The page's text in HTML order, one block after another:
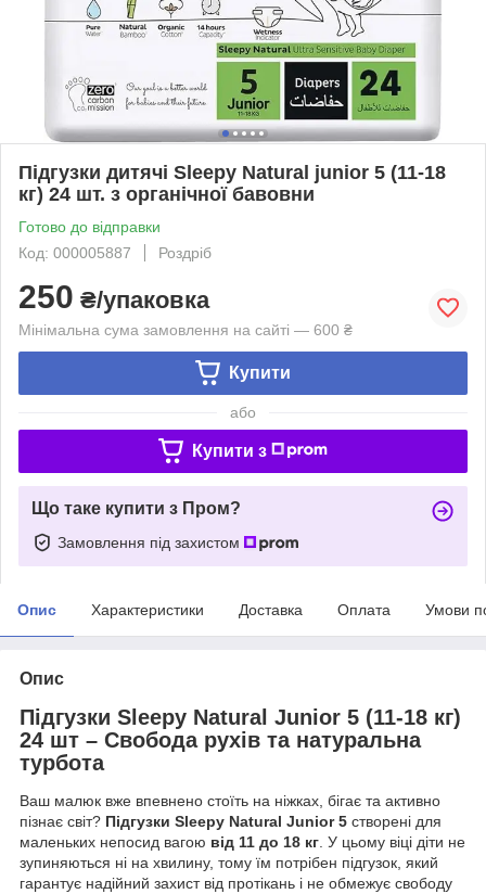
Підгузки дитячі Sleepy Natural junior 5 (11-18
кг) 24 шт. з органічної бавовни
Готово до відправки
Код: 000005887
Роздріб
250 ₴/упаковка
Мінімальна сума замовлення на сайті — 600 ₴
Купити
або
Купити з
Що таке купити з Пром?
Замовлення під захистом
Опис Характеристики Доставка Оплата Умови
Опис
Підгузки Sleepy Natural Junior 5 (11-18 кг)
24 шт – Свобода рухів та натуральна
турбота
Ваш малюк вже впевнено стоїть на ніжках, бігає та активно
пізнає світ? Підгузки Sleepy Natural Junior 5 створені для
маленьких непосид вагою від 11 до 18 кг. У цьому віці діти не
зупиняються ні на хвилину, тому їм потрібен підгузок, який
гарантує надійний захист від протікань і не обмежує свободу